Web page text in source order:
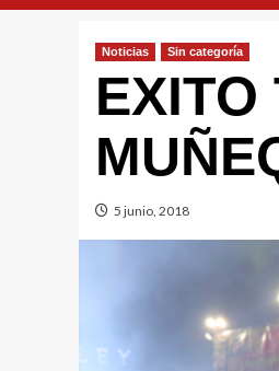
Noticias Sin categorí­a
5 junio, 2018